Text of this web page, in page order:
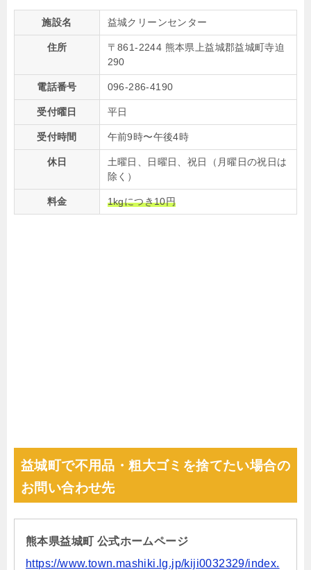
施設名 益城クリーンセンター
住所
〒861-2244 熊本県上益城郡益城町寺迫
290
電話番号 096-286-4190
受付曜日 平日
受付時間 午前9時〜午後4時
休日
土曜日、日曜日、祝日（月曜日の祝日は
除く）
料金 1kgにつき10円
益城町で不用品・粗大ゴミを捨てたい場合の
お問い合わせ先
熊本県益城町 公式ホームページ
https://www.town.mashiki.lg.jp/kiji0032329/index.